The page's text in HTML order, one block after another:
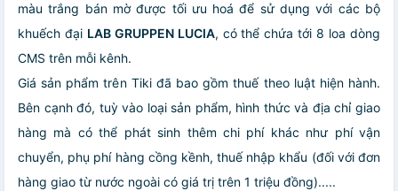
màu trắng bán mờ được tối ưu hoá để sử dụng với các bộ
khuếch đại LAB GRUPPEN LUCIA, có thể chứa tới 8 loa dòng
CMS trên mỗi kênh.
Giá sản phẩm trên Tiki đã bao gồm thuế theo luật hiện hành.
Bên cạnh đó, tuỳ vào loại sản phẩm, hình thức và địa chỉ giao
hàng mà có thể phát sinh thêm chi phí khác như phí vận
chuyển, phụ phí hàng cồng kềnh, thuế nhập khẩu (đối với đơn
hàng giao từ nước ngoài có giá trị trên 1 triệu đồng).....